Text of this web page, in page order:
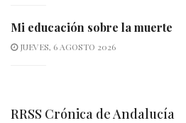
Mi educación sobre la muerte
JUEVES, 6 AGOSTO 2026
RRSS Crónica de Andalucía